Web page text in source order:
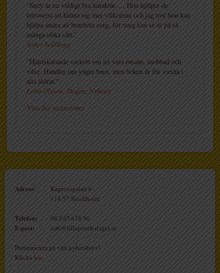
”Suzy är en väldigt bra karaktär. ... Hon hjälper de
introverta att känna sig mer välkomna och jag tror hon kan
hjälpa andra att bearbeta sorg, för sorg kan se ut på så
många olika sätt.”
Sofies bokblogg
”Hjärtskärande vackert om att vara ensam, mobbad och
vilse. Handlar om yngre barn, men boken är för vuxna i
alla åldrar.”
Lotta Olsson, Dagens Nyheter
Visa fler recensioner
Adress:
Kaptensgatan 6
114 57 Stockholm
Telefon: 08-545 678 50
E-post: info@lillapiratforlaget.se
Prenumerera på vårt nyhetsbrev!
Klicka här.